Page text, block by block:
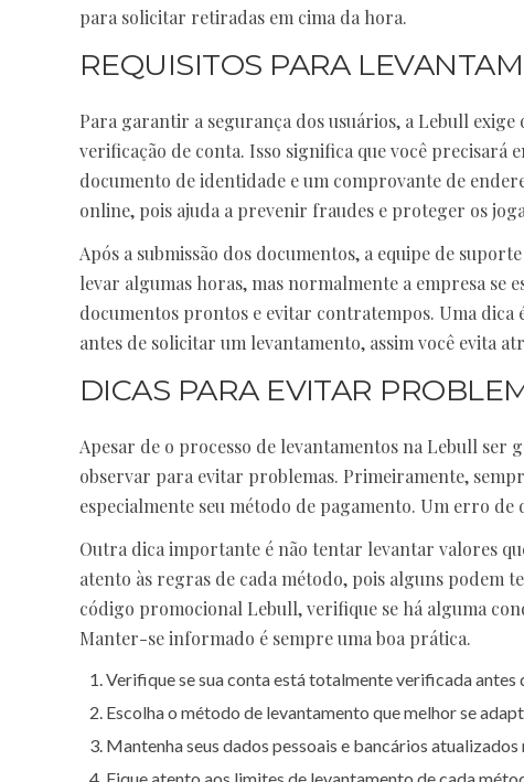
para solicitar retiradas em cima da hora.
REQUISITOS PARA
Para garantir a segurança dos usuários, a Lebull
verificação de conta. Isso significa que você precisará
documento de identidade e um comprovante de
online, pois ajuda a prevenir fraudes e proteger os
Após a submissão dos documentos, a equipe de
levar algumas horas, mas normalmente a empresa se
documentos prontos e evitar contratempos. Uma
antes de solicitar um levantamento, assim você evita
DICAS PARA EVITAR
Apesar de o processo de levantamentos na Lebull
observar para evitar problemas. Primeiramente,
especialmente seu método de pagamento. Um erro
Outra dica importante é não tentar levantar valores
atento às regras de cada método, pois alguns podem
código promocional Lebull, verifique se há alguma
Manter-se informado é sempre uma boa prática.
Verifique se sua conta está totalmente verificada
Escolha o método de levantamento que melhor se
Mantenha seus dados pessoais e bancários